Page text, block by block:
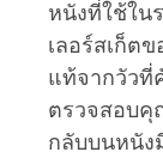
หนังที่ใช้ใน
เลอร์สเก็ตข
แท้จากวัวที่
ตรวจสอบ
กลับบนหนัง